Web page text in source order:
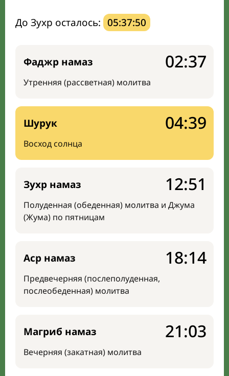
До Зухр осталось: 05:37:49
Фаджр намаз
Утренняя (рассветная) молитва
02:37
Шурук
Восход солнца
04:39
Зухр намаз
Полуденная (обеденная) молитва и Джума
(Жума) по пятницам
12:51
Аср намаз
Предвечерняя (послеполуденная,
послеобеденная) молитва
18:14
Магриб намаз
Вечерняя (закатная) молитва
21:03